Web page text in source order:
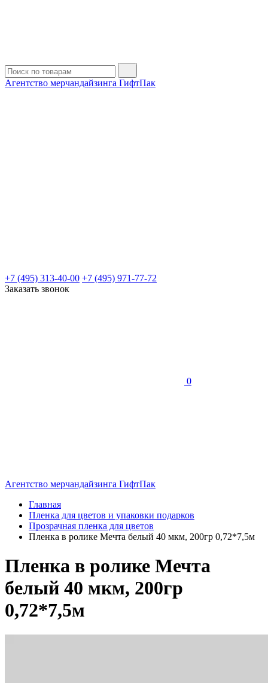
Агентство мерчандайзинга ГифтПак
+7 (495) 313-40-00 +7 (495) 971-77-72
Заказать звонок
0
Агентство мерчандайзинга ГифтПак
Главная
Пленка для цветов и упаковки подарков
Прозрачная пленка для цветов
Пленка в ролике Мечта белый 40 мкм, 200гр 0,72*7,5м
Пленка в ролике Мечта
белый 40 мкм, 200гр
0,72*7,5м